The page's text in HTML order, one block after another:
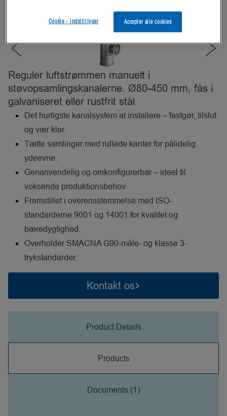
Reguler luftstrømmen manuelt i
støvopsamlingskanalerne. Ø80-450 mm, fås i
galvaniseret eller rustfrit stål
Det hurtigste kanalsystem at installere – fastgør, tilslut
og vær klar.
Tætte samlinger med rullede kanter for pålidelig
ydeevne.
Genanvendelig og omkonfigurerbar – ideel til
voksende produktionsbehov.
Fremstillet i overensstemmelse med ISO-
standarderne 9001 og 14001 for kvalitet og
bæredygtighed.
Overholder SMACNA G90-måle- og klasse 3-
trykstandarder.
Kontakt os
Product Details
Products
Documents (1)
Accepter alle cookies
Cookie - indstillinger